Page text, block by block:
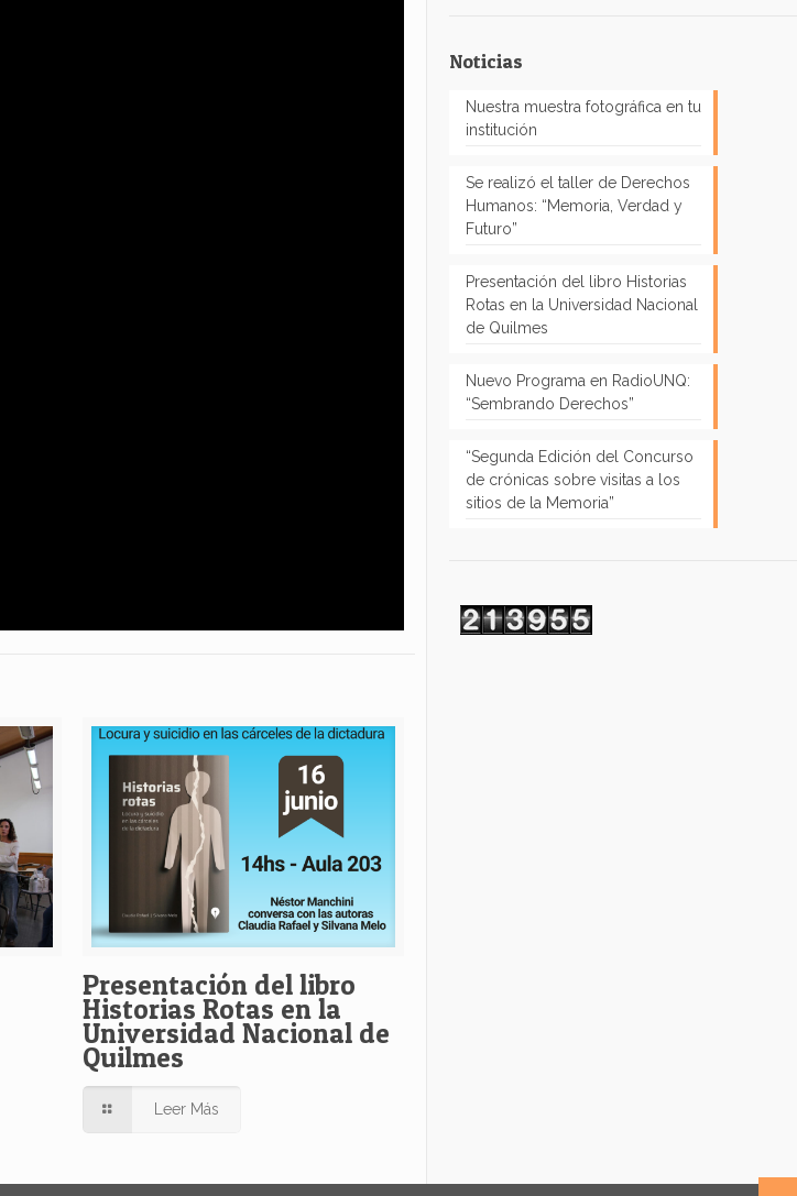
Presentación del libro
Historias Rotas en la
Universidad Nacional de
Quilmes
Leer Más
Noticias
Nuestra muestra fotográfica en tu
institución
Se realizó el taller de Derechos
Humanos: “Memoria, Verdad y
Futuro”
Presentación del libro Historias
Rotas en la Universidad Nacional
de Quilmes
Nuevo Programa en RadioUNQ:
“Sembrando Derechos”
“Segunda Edición del Concurso
de crónicas sobre visitas a los
sitios de la Memoria”